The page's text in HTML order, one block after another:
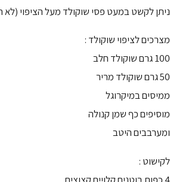
ניתן לקשט במעט פסי שוקולד מעל הציפוי (לא
מצרכים לציפוי שוקולד :
100 גרם שוקולד חלב
50 גרם שוקולד מריר
ממיסים במיקרוגל
מוסיפים כף שמן קנולה
ומערבבים היטב
לקישוט :